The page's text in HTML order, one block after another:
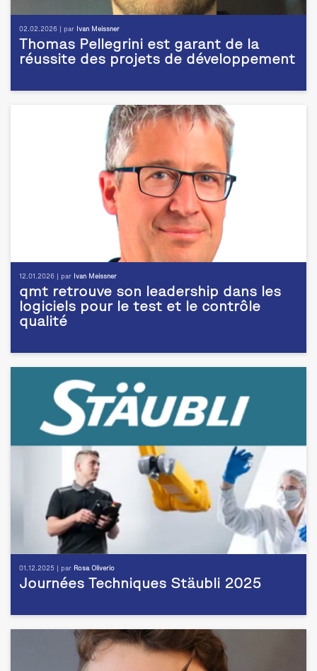
02.02.2026 | par Ivan Meissner
Thomas Pellegrini est garant de la
réussite des projets de développement
12.01.2026 | par Ivan Meissner
qmt retrouve son leadership dans les
logiciels pour le test et le contrôle
qualité
01.12.2025 | par Rosa Oliverio
Journées Techniques Stäubli 2025